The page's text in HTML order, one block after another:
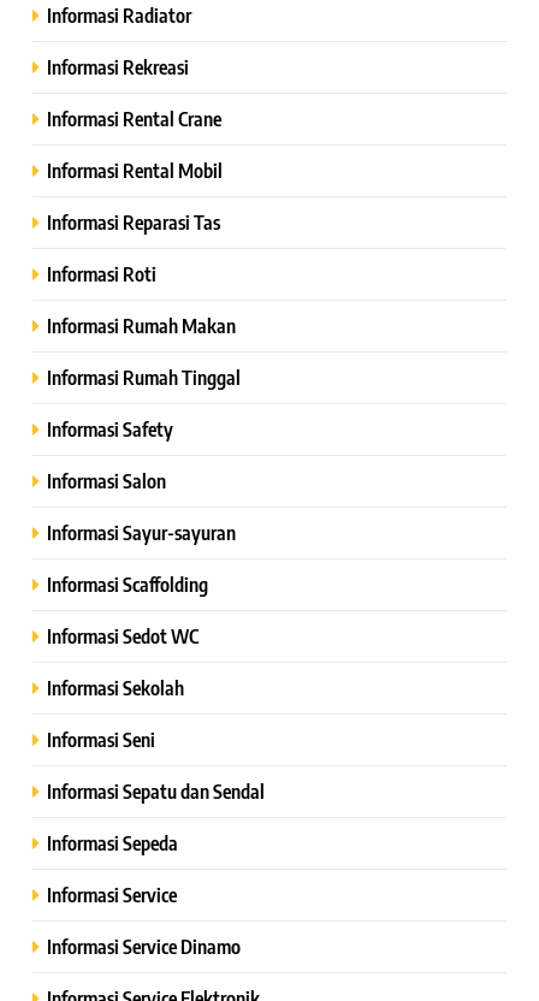
Informasi Radiator
Informasi Rekreasi
Informasi Rental Crane
Informasi Rental Mobil
Informasi Reparasi Tas
Informasi Roti
Informasi Rumah Makan
Informasi Rumah Tinggal
Informasi Safety
Informasi Salon
Informasi Sayur-sayuran
Informasi Scaffolding
Informasi Sedot WC
Informasi Sekolah
Informasi Seni
Informasi Sepatu dan Sendal
Informasi Sepeda
Informasi Service
Informasi Service Dinamo